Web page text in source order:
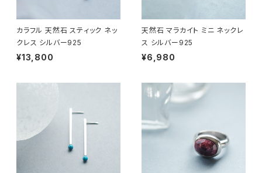
カラフル 天然石 スティック ネッ
クレス シルバー925
¥13,800
天然石 マラカイト ミニ ネックレ
ス シルバー925
¥6,980